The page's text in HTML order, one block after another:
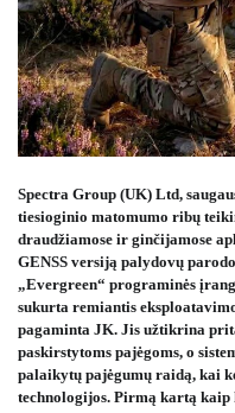
Spectra Group (UK) Ltd,
tiesioginio matomumo ribų
draudžiamose ir ginčijamose
GENSS versiją palydovų
„Evergreen“ programinės
sukurta remiantis
pagaminta JK. Jis užtikrina
paskirstytoms pajėgoms, o
palaikytų pajėgumų raidą, kai
technologijos. Pirmą kartą kaip